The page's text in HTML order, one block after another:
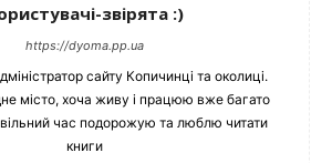
звірята :)
https://dyoma.pp.ua
сайту Копичинці та околиці.
місто, хоча живу і працюю вже багато
вільний час подорожую та люблю читати
книги